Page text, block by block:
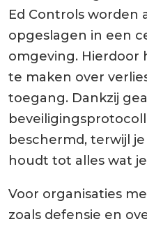
Ed Controls worden
opgeslagen in een
omgeving. Hierdoor
te maken over
toegang. Dankzij
beschermd, terwijl
houdt tot alles wat
Voor organisaties
zoals defensie en